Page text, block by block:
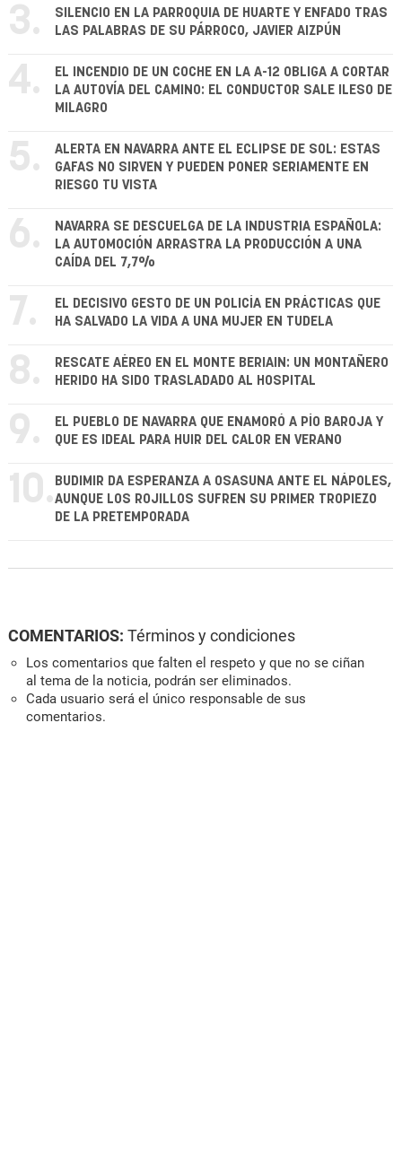
3.
SILENCIO EN LA PARROQUIA DE HUARTE Y ENFADO TRAS
LAS PALABRAS DE SU PÁRROCO, JAVIER AIZPÚN
4.
EL INCENDIO DE UN COCHE EN LA A-12 OBLIGA A CORTAR
LA AUTOVÍA DEL CAMINO: EL CONDUCTOR SALE ILESO DE
MILAGRO
5.
ALERTA EN NAVARRA ANTE EL ECLIPSE DE SOL: ESTAS
GAFAS NO SIRVEN Y PUEDEN PONER SERIAMENTE EN
RIESGO TU VISTA
6.
NAVARRA SE DESCUELGA DE LA INDUSTRIA ESPAÑOLA:
LA AUTOMOCIÓN ARRASTRA LA PRODUCCIÓN A UNA
CAÍDA DEL 7,7%
7.
EL DECISIVO GESTO DE UN POLICÍA EN PRÁCTICAS QUE
HA SALVADO LA VIDA A UNA MUJER EN TUDELA
8.
RESCATE AÉREO EN EL MONTE BERIAIN: UN MONTAÑERO
HERIDO HA SIDO TRASLADADO AL HOSPITAL
9.
EL PUEBLO DE NAVARRA QUE ENAMORÓ A PÍO BAROJA Y
QUE ES IDEAL PARA HUIR DEL CALOR EN VERANO
10. BUDIMIR DA ESPERANZA A OSASUNA ANTE EL NÁPOLES,
AUNQUE LOS ROJILLOS SUFREN SU PRIMER TROPIEZO
DE LA PRETEMPORADA
COMENTARIOS: Términos y condiciones
Los comentarios que falten el respeto y que no se ciñan
al tema de la noticia, podrán ser eliminados.
Cada usuario será el único responsable de sus
comentarios.